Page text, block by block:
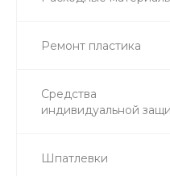
Ремонт пластика
Средства
индивидуальной
Шпатлевки